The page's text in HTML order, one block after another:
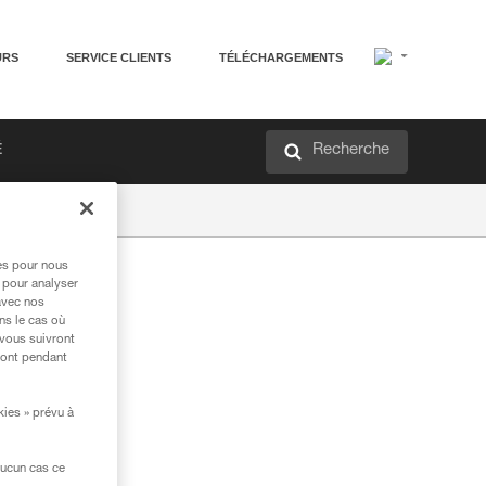
SERVICE CLIENTS TÉLÉCHARGEMENTS
Recherche
pour nous
analyser
nos
le cas où
suivront
pendant
» prévu à
cas ce